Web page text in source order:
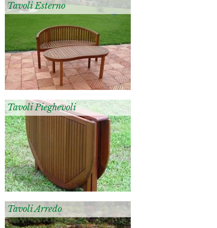
Tavoli Esterno
Tavoli Pieghevoli
Tavoli Arredo